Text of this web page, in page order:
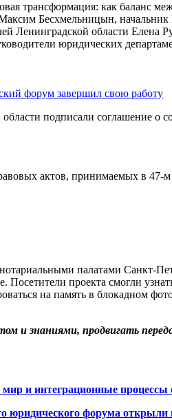
трансформация: как баланс
Бесхмельницын, начальник
области Елена
юридических
форум завершил свою работу
подписали соглашение о
актов, принимаемых в 47-м
палатами Санкт-
Посетители проекта смогли
на память в блокадном
и знаниями, продвигать
интеграционные процессы
юридического форума